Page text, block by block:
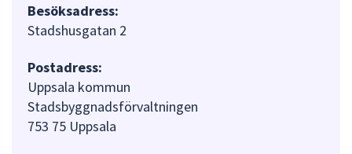
Besöksadress:
Stadshusgatan 2
Postadress:
Uppsala kommun
Stadsbyggnadsförvaltningen
753 75 Uppsala